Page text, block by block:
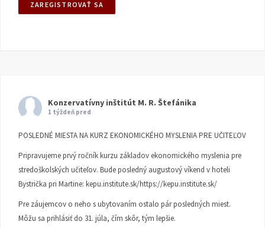
Konzervatívny inštitút M. R. Štefánika
1 týždeň pred
POSLEDNÉ MIESTA NA KURZ EKONOMICKÉHO MYSLENIA PRE UČITEĽOV
Pripravujeme prvý ročník kurzu základov ekonomického myslenia pre
stredoškolských učiteľov. Bude posledný augustový víkend v hoteli
Bystrička pri Martine: kepu.institute.sk/https://kepu.institute.sk/
Pre záujemcov o neho s ubytovaním ostalo pár posledných miest.
Môžu sa prihlásiť do 31. júla, čím skôr, tým lepšie.